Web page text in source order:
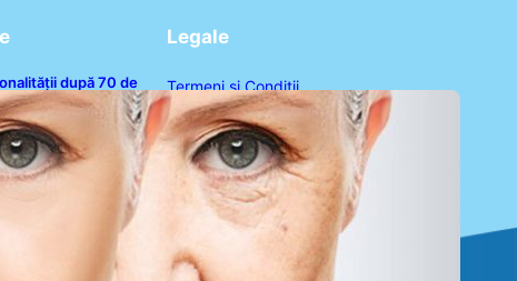
după 70 de
Ne Oferă Studiile
Legale
Termeni și Condiții
Politica de Confidențialitate
Politica de Cookies
Disclaimer